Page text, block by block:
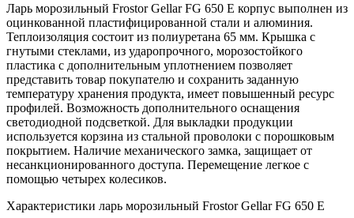
Ларь морозильный Frostor Gellar FG 650 E корпус выполнен из
оцинкованной пластифицированной стали и алюминия.
Теплоизоляция состоит из полиуретана 65 мм. Крышка с
гнутыми стеклами, из ударопрочного, морозостойкого
пластика с дополнительным уплотнением позволяет
представить товар покупателю и сохранить заданную
температуру хранения продукта, имеет повышенный ресурс
профилей. Возможность дополнительного оснащения
светодиодной подсветкой. Для выкладки продукции
используется корзина из стальной проволоки с порошковым
покрытием. Наличие механического замка, защищает от
несанкционированного доступа. Перемещение легкое с
помощью четырех колесиков.
Характеристики ларь морозильный Frostor Gellar FG 650 E